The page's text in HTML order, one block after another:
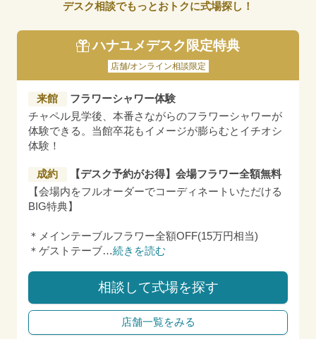
デスク相談でもっとおトクに式場探し！
ハナユメデスク限定特典
店舗/オンライン相談限定
来館
フラワーシャワー体験
チャペル見学後、本番さながらのフラワーシャワーが
体験できる。当館卒花もイメージが膨らむとイチオシ
体験！
成約
【デスク予約がお得】会場フラワー全額無料
【会場内をフルオーダーでコーディネートいただける
BIG特典】
＊メインテーブルフラワー全額OFF(15万円相当)
＊ゲストテーブ…続きを読む
相談して式場を探す
店舗一覧をみる